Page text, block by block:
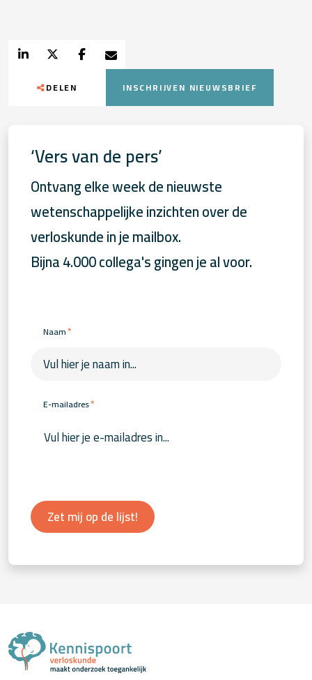
DELEN INSCHRIJVEN NIEUWSBRIEF
‘Vers van de pers’
Ontvang elke week de nieuwste
wetenschappelijke inzichten over de
verloskunde in je mailbox.
Bijna 4.000 collega's gingen je al voor.
Naam*
E-mailadres*
Zet mij op de lijst!